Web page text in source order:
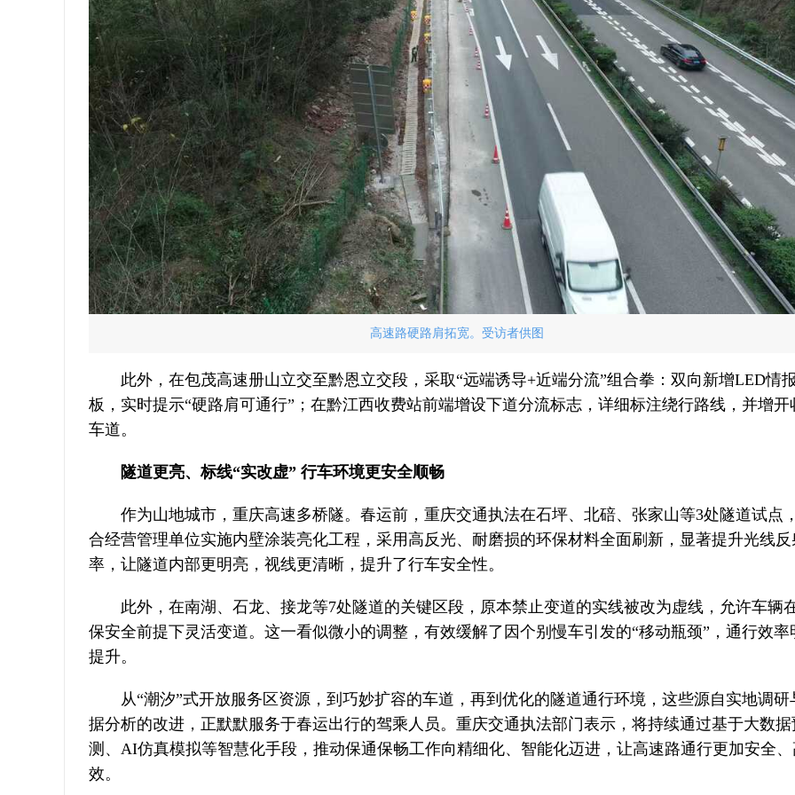
高速路硬路肩拓宽。受访者供图
此外，在包茂高速册山立交至黔恩立交段，采取“远端诱导+近端分流”组合拳：双向新增LED情
板，实时提示“硬路肩可通行”；在黔江西收费站前端增设下道分流标志，详细标注绕行路线，并增开
车道。
隧道更亮、标线“实改虚” 行车环境更安全顺畅
作为山地城市，重庆高速多桥隧。春运前，重庆交通执法在石坪、北碚、张家山等3处隧道试点
合经营管理单位实施内壁涂装亮化工程，采用高反光、耐磨损的环保材料全面刷新，显著提升光线反
率，让隧道内部更明亮，视线更清晰，提升了行车安全性。
此外，在南湖、石龙、接龙等7处隧道的关键区段，原本禁止变道的实线被改为虚线，允许车辆
保安全前提下灵活变道。这一看似微小的调整，有效缓解了因个别慢车引发的“移动瓶颈”，通行效率
提升。
从“潮汐”式开放服务区资源，到巧妙扩容的车道，再到优化的隧道通行环境，这些源自实地调研
据分析的改进，正默默服务于春运出行的驾乘人员。重庆交通执法部门表示，将持续通过基于大数据
测、AI仿真模拟等智慧化手段，推动保通保畅工作向精细化、智能化迈进，让高速路通行更加安全、
效。